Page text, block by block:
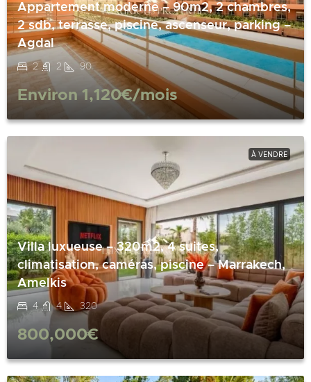
Appartement moderne – 90m2, 2 chambres,
2 sdb, terrasse, piscine, ascenseur, parking –
Agdal
2 2 90
Environ 1,120€/mois
À VENDRE
Villa luxueuse – 320m2, 4 suites,
climatisation, caméras, piscine – Marrakech,
Amelkis
4 4 320
800,000€